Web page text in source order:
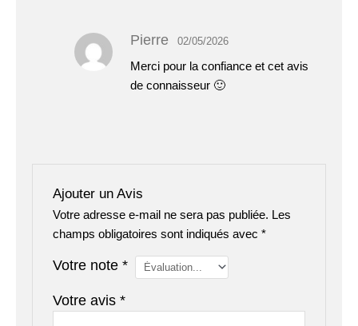
Pierre 02/05/2026
Merci pour la confiance et cet avis
de connaisseur 🙂
Ajouter un Avis
Votre adresse e-mail ne sera pas publiée. Les
champs obligatoires sont indiqués avec*
Votre note*
Votre avis*